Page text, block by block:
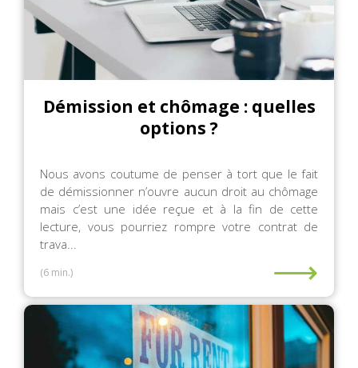
Démission et chômage : quelles
options ?
Nous avons coutume de penser à tort que le fait
de démissionner n’ouvre aucun droit au chômage
mais c’est une idée reçue et à la fin de cette
lecture, vous pourriez rompre votre contrat de
trava...
(6 min.) ⟶